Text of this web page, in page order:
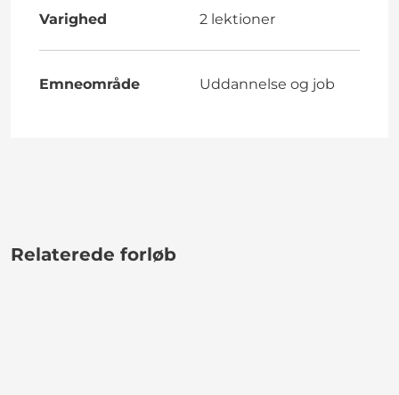
Varighed 2 lektioner
Emneområde Uddannelse og job
Relaterede forløb